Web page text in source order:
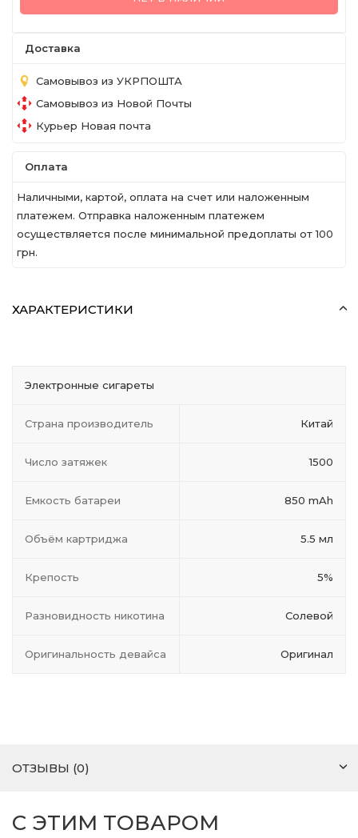
Доставка
Самовывоз из УКРПОШТА
Самовывоз из Новой Почты
Курьер Новая почта
Оплата
Наличными, картой, оплата на счет или наложенным
платежем. Отправка наложенным платежем
осуществляется после минимальной предоплаты от 100
грн.
ХАРАКТЕРИСТИКИ
Электронные сигареты
Страна производитель Китай
Число затяжек 1500
Емкость батареи 850 mAh
Объём картриджа 5.5 мл
Крепость 5%
Разновидность никотина Солевой
Оригинальность девайса Оригинал
ОТЗЫВЫ (0)
С ЭТИМ ТОВАРОМ